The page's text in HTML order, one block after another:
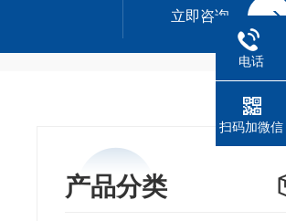
立即咨询
产品分类
电话
扫码加微信